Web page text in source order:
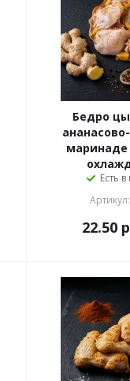
Бедро
маринаде
Есть
22.50